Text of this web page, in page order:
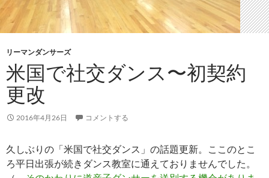
リーマンダンサーズ
米国で社交ダンス〜初契約
更改
2016年4月26日 コメントする
久しぶりの「米国で社交ダンス」の話題更新。ここのとこ
ろ平日出張が続きダンス教室に通えておりませんでした。